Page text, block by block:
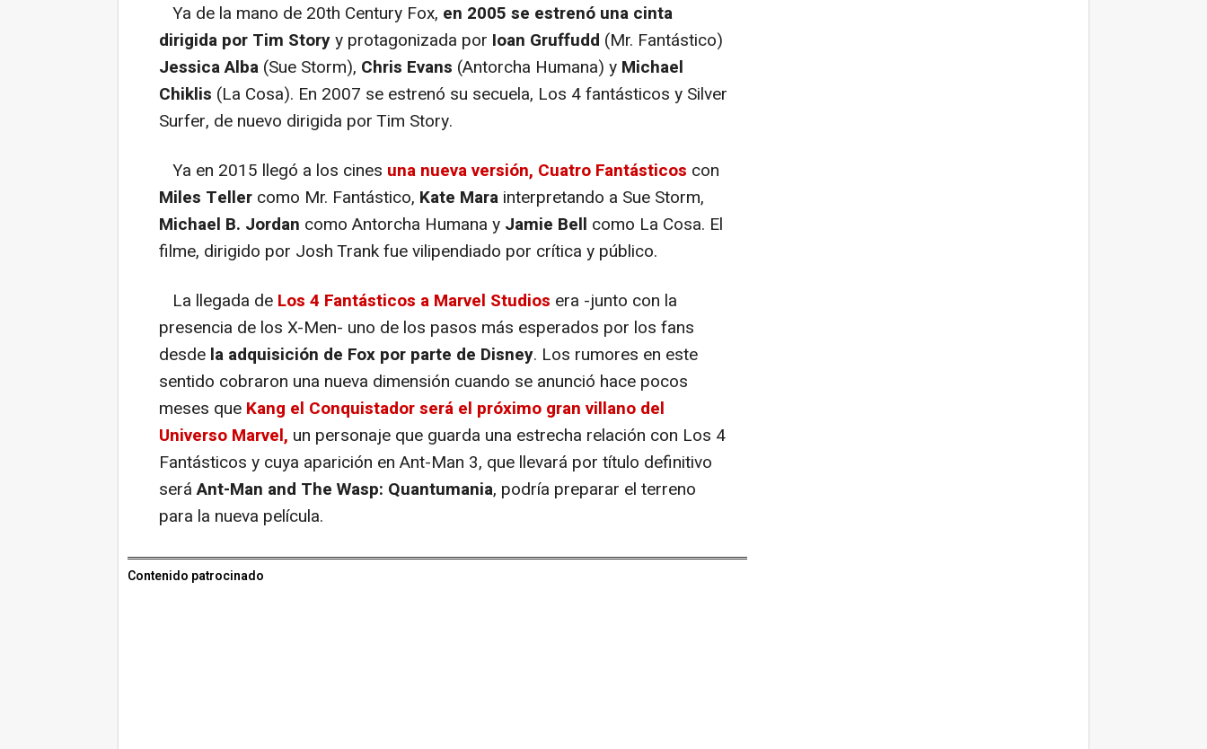
Ya de la mano de 20th Century Fox, en 2005 se estrenó una cinta
dirigida por Tim Storyy protagonizada por Ioan Gruffudd (Mr. Fantástico)
Jessica Alba (Sue Storm), Chris Evans (Antorcha Humana) y Michael
Chiklis (La Cosa). En 2007 se estrenó su secuela, Los 4 fantásticos y Silver
Surfer, de nuevo dirigida por Tim Story.
Ya en 2015 llegó a los cines una nueva versión, Cuatro Fantásticos con
Miles Teller como Mr. Fantástico, Kate Mara interpretando a Sue Storm,
Michael B. Jordan como Antorcha Humana y Jamie Bell como La Cosa. El
filme, dirigido por Josh Trank fue vilipendiado por crítica y público.
La llegada de Los 4 Fantásticos a Marvel Studios era -junto con la
presencia de los X-Men- uno de los pasos más esperados por los fans
desde la adquisición de Fox por parte de Disney. Los rumores en este
sentido cobraron una nueva dimensión cuando se anunció hace pocos
meses que Kang el Conquistador será el próximo gran villano del
Universo Marvel, un personaje que guarda una estrecha relación con Los 4
Fantásticos y cuya aparición en Ant-Man 3, que llevará por título definitivo
seráAnt-Man and The Wasp: Quantumania, podría preparar el terreno
para la nueva película.
Contenido patrocinado